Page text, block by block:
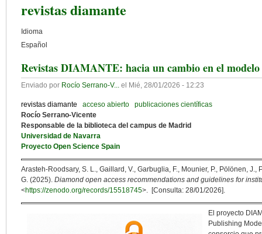
revistas diamante
Idioma
Español
Revistas DIAMANTE: hacia un cambio en el
Enviado por Rocío Serrano-V... el Mié, 28/01/2026 - 12:23
revistas diamante acceso abierto
publicaciones científicas
Rocío Serrano-Vicente
Responsable de la biblioteca del campus de Madrid
Universidad de Navarra
Proyecto Open Science Spain
Arasteh-Roodsary, S. L., Gaillard, V., Garbuglia, F., Mounier, P., Pölönen,
G. (2025). Diamond open access recommendations and guidelines for
<https://zenodo.org/records/15518745>. [Consulta: 28/01/2026].
El proyecto
Publishing